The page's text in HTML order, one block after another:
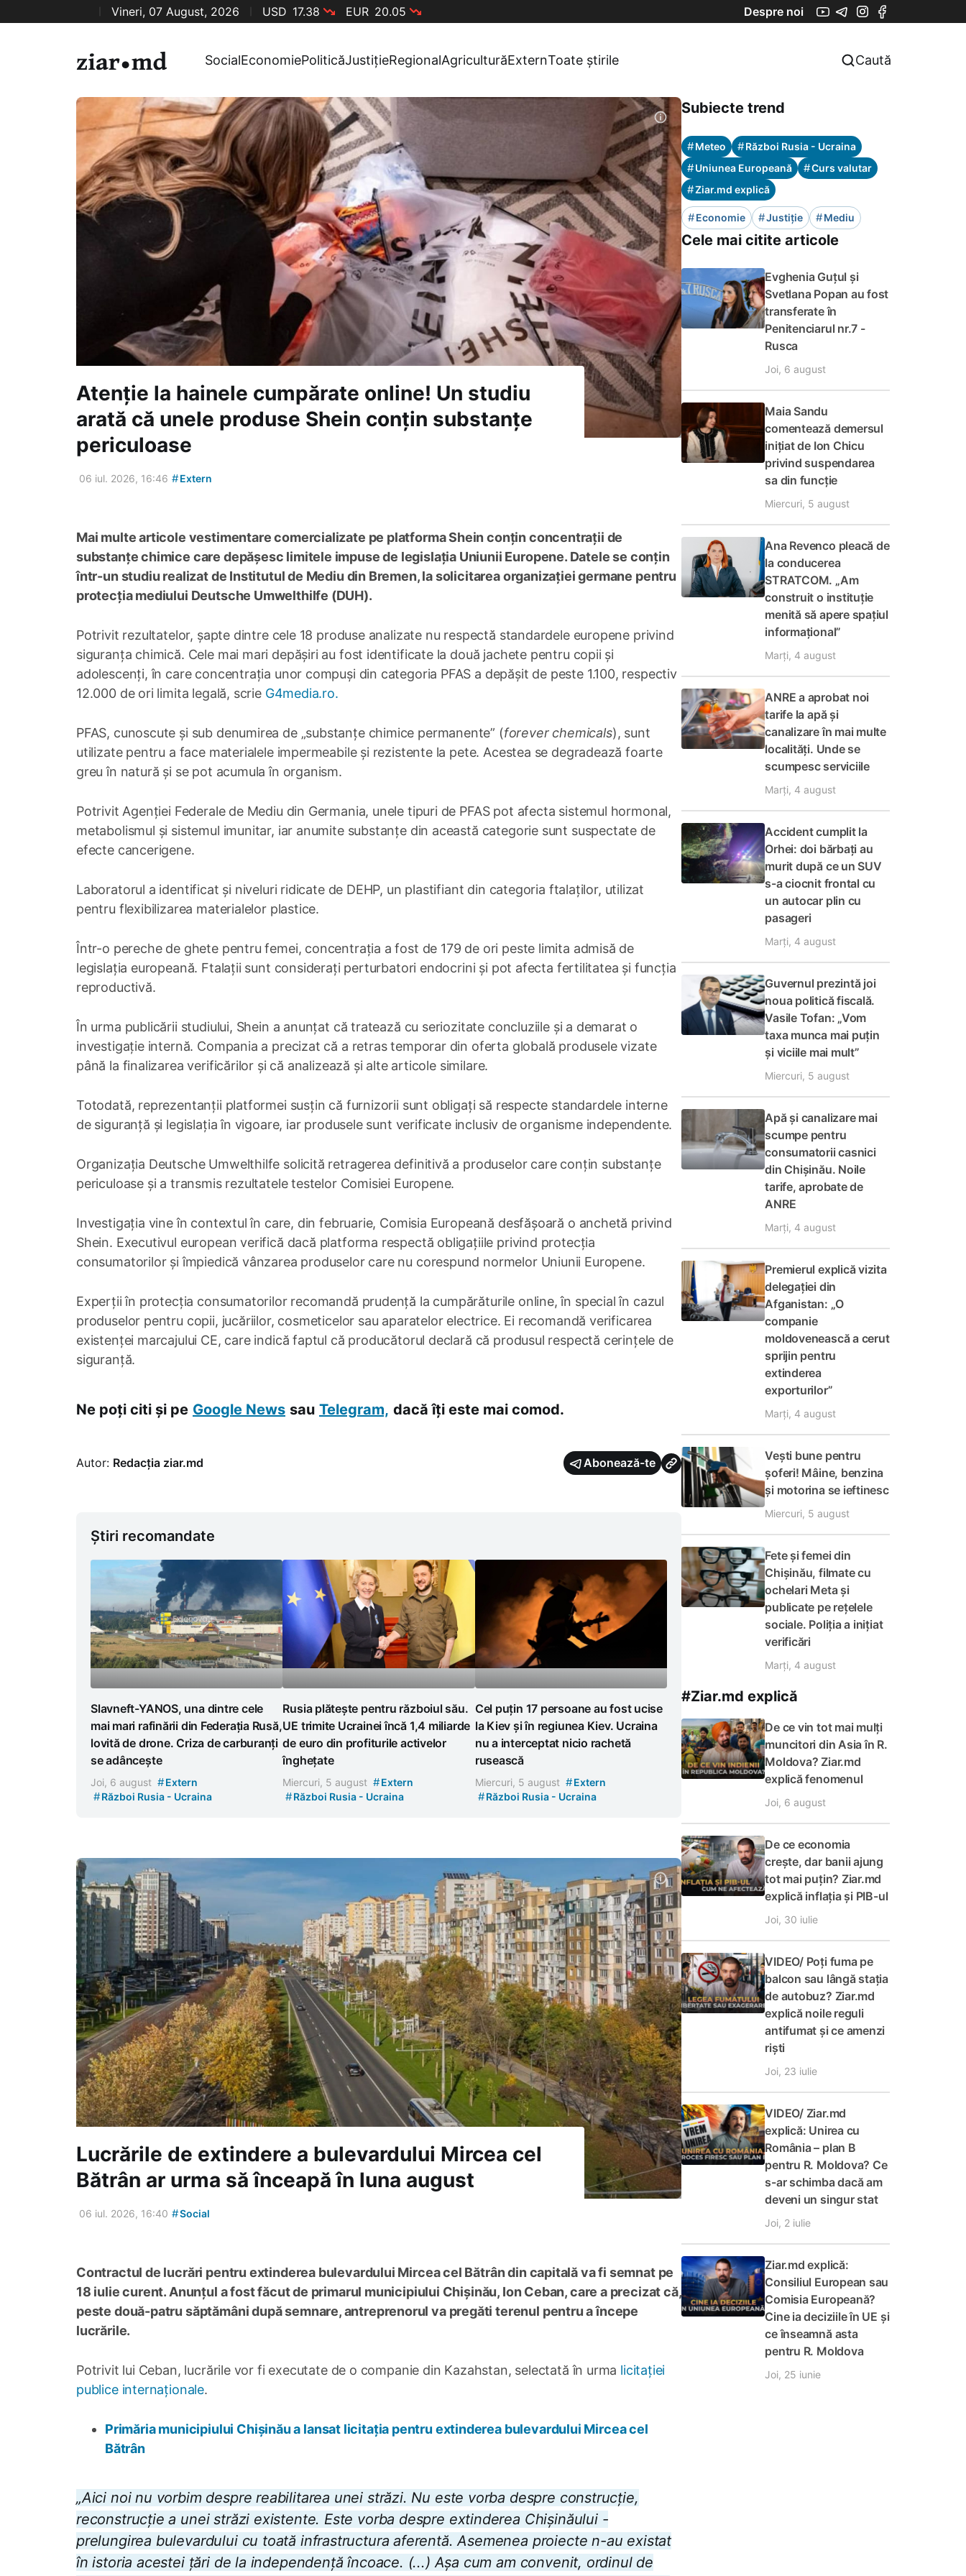
Vineri, 07 August, 2026 USD 17.38 EUR 20.05 Despre noi
SocialEconomiePoliticăJustițieRegionalAgriculturăExternToate știrile Caută
Atenție la hainele cumpărate online! Un studiu
arată că unele produse Shein conțin substanțe
periculoase
06 iul. 2026, 16:46 #Extern
Mai multe articole vestimentare comercializate pe platforma Shein conțin concentrații de
substanțe chimice care depășesc limitele impuse de legislația Uniunii Europene. Datele se conțin
într-un studiu realizat de Institutul de Mediu din Bremen, la solicitarea organizației germane pentru
protecția mediului Deutsche Umwelthilfe (DUH).
Potrivit rezultatelor, șapte dintre cele 18 produse analizate nu respectă standardele europene privind
siguranța chimică. Cele mai mari depășiri au fost identificate la două jachete pentru copii și
adolescenți, în care concentrația unor compuși din categoria PFAS a depășit de peste 1.100, respectiv
12.000 de ori limita legală, scrie G4media.ro.
PFAS, cunoscute și sub denumirea de „substanțe chimice permanente” (forever chemicals), sunt
utilizate pentru a face materialele impermeabile și rezistente la pete. Acestea se degradează foarte
greu în natură și se pot acumula în organism.
Potrivit Agenției Federale de Mediu din Germania, unele tipuri de PFAS pot afecta sistemul hormonal,
metabolismul și sistemul imunitar, iar anumite substanțe din această categorie sunt suspectate de
efecte cancerigene.
Laboratorul a identificat și niveluri ridicate de DEHP, un plastifiant din categoria ftalaților, utilizat
pentru flexibilizarea materialelor plastice.
Într-o pereche de ghete pentru femei, concentrația a fost de 179 de ori peste limita admisă de
legislația europeană. Ftalații sunt considerați perturbatori endocrini și pot afecta fertilitatea și funcția
reproductivă.
În urma publicării studiului, Shein a anunțat că tratează cu seriozitate concluziile și a demarat o
investigație internă. Compania a precizat că a retras temporar din oferta globală produsele vizate
până la finalizarea verificărilor și că analizează și alte articole similare.
Totodată, reprezentanții platformei susțin că furnizorii sunt obligați să respecte standardele interne
de siguranță și legislația în vigoare, iar produsele sunt verificate inclusiv de organisme independente.
Organizația Deutsche Umwelthilfe solicită retragerea definitivă a produselor care conțin substanțe
periculoase și a transmis rezultatele testelor Comisiei Europene.
Investigația vine în contextul în care, din februarie, Comisia Europeană desfășoară o anchetă privind
Shein. Executivul european verifică dacă platforma respectă obligațiile privind protecția
consumatorilor și împiedică vânzarea produselor care nu corespund normelor Uniunii Europene.
Experții în protecția consumatorilor recomandă prudență la cumpărăturile online, în special în cazul
produselor pentru copii, jucăriilor, cosmeticelor sau aparatelor electrice. Ei recomandă verificarea
existenței marcajului CE, care indică faptul că producătorul declară că produsul respectă cerințele de
siguranță.
Ne poți citi și pe Google News sau Telegram, dacă îți este mai comod.
Autor: Redacția ziar.md Abonează-te
Știri recomandate
Slavneft-YANOS, una dintre cele
mai mari rafinării din Federația Rusă,
lovită de drone. Criza de carburanți
se adâncește
Joi, 6 august #Extern
#Război Rusia - Ucraina
Rusia plătește pentru războiul său.
UE trimite Ucrainei încă 1,4 miliarde
de euro din profiturile activelor
înghețate
Miercuri, 5 august #Extern
#Război Rusia - Ucraina
Cel puțin 17 persoane au fost ucise
la Kiev și în regiunea Kiev. Ucraina
nu a interceptat nicio rachetă
rusească
Miercuri, 5 august #Extern
#Război Rusia - Ucraina
Lucrările de extindere a bulevardului Mircea cel
Bătrân ar urma să înceapă în luna august
06 iul. 2026, 16:40 #Social
Contractul de lucrări pentru extinderea bulevardului Mircea cel Bătrân din capitală va fi semnat pe
18 iulie curent. Anunțul a fost făcut de primarul municipiului Chișinău, Ion Ceban, care a precizat că,
peste două-patru săptămâni după semnare, antreprenorul va pregăti terenul pentru a începe
lucrările.
Potrivit lui Ceban, lucrările vor fi executate de o companie din Kazahstan, selectată în urma licitației
publice internaționale.
Primăria municipiului Chișinău a lansat licitația pentru extinderea bulevardului Mircea cel
Bătrân
„Aici noi nu vorbim despre reabilitarea unei străzi. Nu este vorba despre construcție,
reconstrucție a unei străzi existente. Este vorba despre extinderea Chișinăului -
prelungirea bulevardului cu toată infrastructura aferentă. Asemenea proiecte n-au existat
în istoria acestei țări de la independență încoace. (...) Așa cum am convenit, ordinul de
Subiecte trend
#Meteo #Război Rusia - Ucraina
#Uniunea Europeană #Curs valutar
#Ziar.md explică
#Economie #Justiție #Mediu
Cele mai citite articole
Evghenia Guțul și
Svetlana Popan au fost
transferate în
Penitenciarul nr.7 -
Rusca
Joi, 6 august
Maia Sandu
comentează demersul
inițiat de Ion Chicu
privind suspendarea
sa din funcție
Miercuri, 5 august
Ana Revenco pleacă de
la conducerea
STRATCOM. „Am
construit o instituție
menită să apere spațiul
informațional”
Marți, 4 august
ANRE a aprobat noi
tarife la apă și
canalizare în mai multe
localități. Unde se
scumpesc serviciile
Marți, 4 august
Accident cumplit la
Orhei: doi bărbați au
murit după ce un SUV
s-a ciocnit frontal cu
un autocar plin cu
pasageri
Marți, 4 august
Guvernul prezintă joi
noua politică fiscală.
Vasile Tofan: „Vom
taxa munca mai puțin
și viciile mai mult”
Miercuri, 5 august
Apă și canalizare mai
scumpe pentru
consumatorii casnici
din Chișinău. Noile
tarife, aprobate de
ANRE
Marți, 4 august
Premierul explică vizita
delegației din
Afganistan: „O
companie
moldovenească a cerut
sprijin pentru
extinderea
exporturilor”
Marți, 4 august
Vești bune pentru
șoferi! Mâine, benzina
și motorina se ieftinesc
Miercuri, 5 august
Fete și femei din
Chișinău, filmate cu
ochelari Meta și
publicate pe rețelele
sociale. Poliția a inițiat
verificări
Marți, 4 august
#Ziar.md explică
De ce vin tot mai mulți
muncitori din Asia în R.
Moldova? Ziar.md
explică fenomenul
Joi, 6 august
De ce economia
crește, dar banii ajung
tot mai puțin? Ziar.md
explică inflația și PIB-ul
Joi, 30 iulie
VIDEO/ Poți fuma pe
balcon sau lângă stația
de autobuz? Ziar.md
explică noile reguli
antifumat și ce amenzi
riști
Joi, 23 iulie
VIDEO/ Ziar.md
explică: Unirea cu
România – plan B
pentru R. Moldova? Ce
s-ar schimba dacă am
deveni un singur stat
Joi, 2 iulie
Ziar.md explică:
Consiliul European sau
Comisia Europeană?
Cine ia deciziile în UE și
ce înseamnă asta
pentru R. Moldova
Joi, 25 iunie